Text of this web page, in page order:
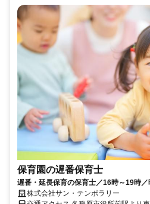
保育園の遅番保育士
遅番・延長保育の保育士／16時～19時／
株式会社サン・テンポラリー